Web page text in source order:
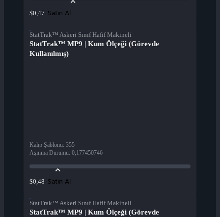
$0,47 Satın Al
StatTrak™ Askeri Sınıf Hafif Makineli
StatTrak™ MP9 | Kum Ölçeği (Görevde
Kullanılmış)
Kalıp Şablonu: 355
Aşınma Durumu: 0,177450746
$0,48 Satın Al
StatTrak™ Askeri Sınıf Hafif Makineli
StatTrak™ MP9 | Kum Ölçeği (Görevde